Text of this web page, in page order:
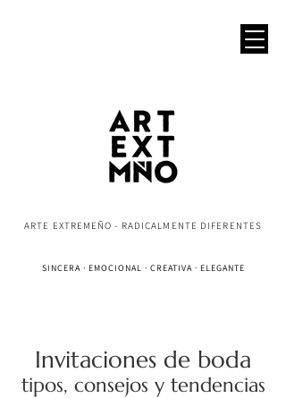
ARTE EXTREMEÑO - RADICALMENTE DIFERENTES
SINCERA · EMOCIONAL · CREATIVA · ELEGANTE
Invitaciones de boda
tipos, consejos y tendencias